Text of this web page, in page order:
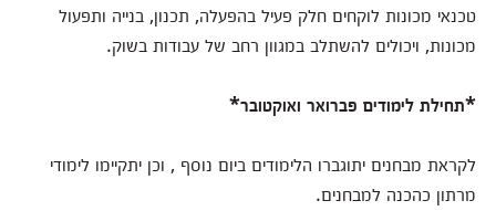
טכנאי מכונות לוקחים חלק פעיל בהפעלה, תכנון, בנייה ותפעול
מכונות, ויכולים להשתלב במגוון רחב של עבודות בשוק.
*תחילת לימודים פברואר ואוקטובר*
לקראת מבחנים יתוגברו הלימודים ביום נוסף , וכן יתקיימו לימודי
מרתון כהכנה למבחנים.